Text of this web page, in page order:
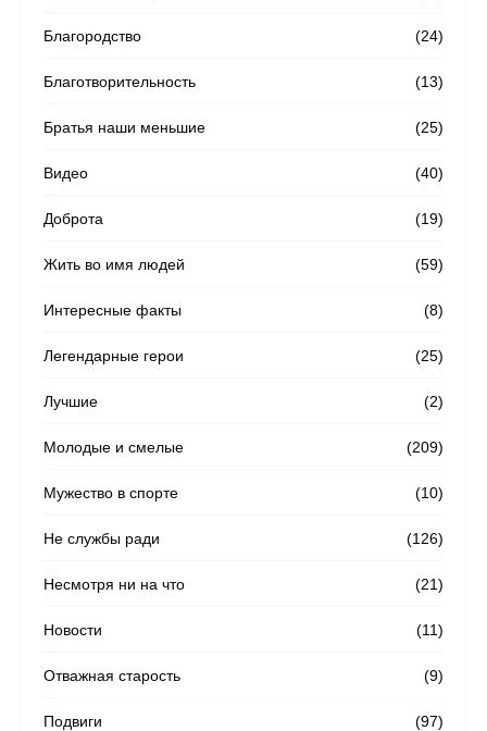
(24)
Благородство
(13)
Благотворительность
(25)
Братья наши меньшие
(40)
Видео
(19)
Доброта
(59)
Жить во имя людей
(8)
Интересные факты
(25)
Легендарные герои
(2)
Лучшие
(209)
Молодые и смелые
(10)
Мужество в спорте
(126)
Не службы ради
(21)
Несмотря ни на что
(11)
Новости
(9)
Отважная старость
(97)
Подвиги